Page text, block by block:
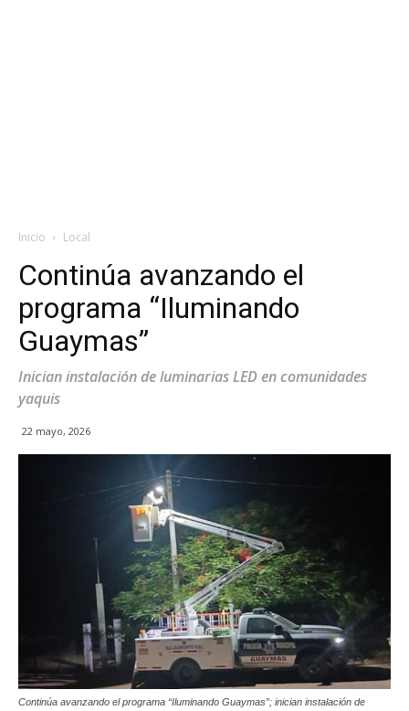
Inicio Local
Continúa avanzando el
programa “Iluminando
Guaymas”
Inician instalación de luminarias LED en comunidades
yaquis
22 mayo, 2026
Continúa avanzando el programa “Iluminando Guaymas”; inician instalación de